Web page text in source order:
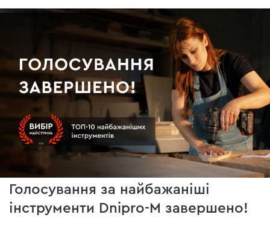
Голосування за найбажаніші
інструменти Dnipro-M завершено!